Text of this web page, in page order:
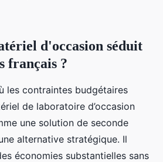
d'occasion séduit
français ?
les contraintes budgétaires
de laboratoire d’occasion
une solution de seconde
alternative stratégique. Il
économies substantielles sans